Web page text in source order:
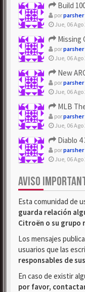
Build 100M
porparsher
Jue, 06 Ago
Missing
porparsher
Jue, 06 Ago
New ARC
porparsher
Jue, 06 Ago
MLB The
porparsher
Jue, 06 Ago
Diablo 4
porparsher
Jue, 06 Ago
AVISO
Esta comunidad de
guarda relación
Citroën o su
Los mensajes
usuarios que las
responsables de
En caso de existir
por favor,